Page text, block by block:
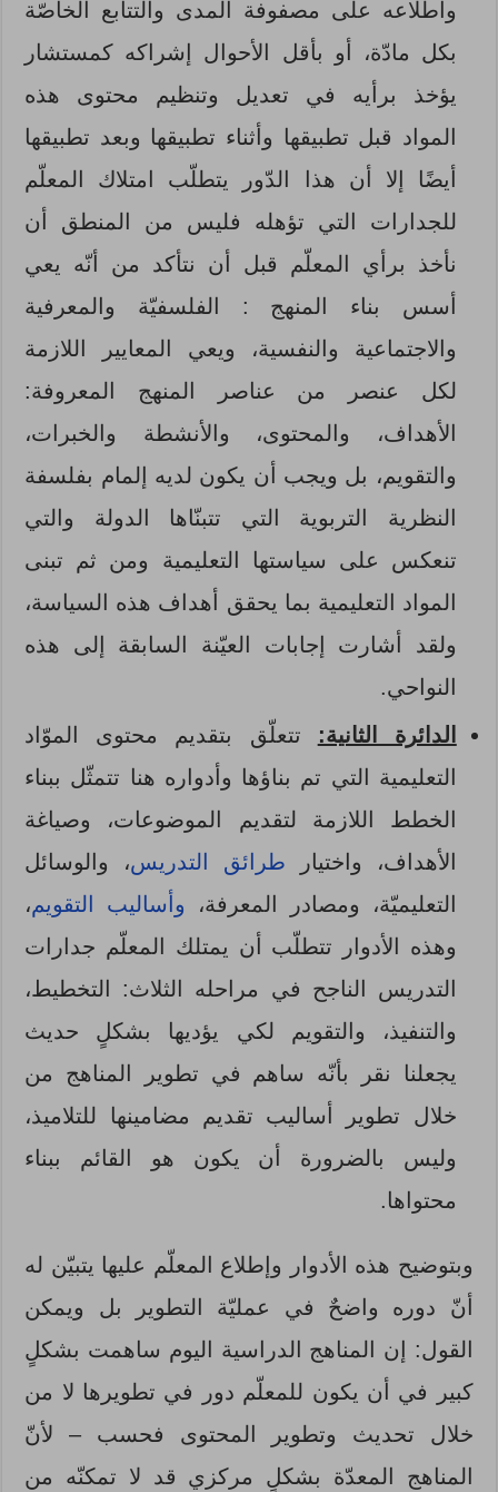
واطلاعه على مصفوفة المدى والتتابع الخاصّة
بكل مادّة، أو بأقل الأحوال إشراكه كمستشار
يؤخذ برأيه في تعديل وتنظيم محتوى هذه
المواد قبل تطبيقها وأثناء تطبيقها وبعد تطبيقها
أيضًا إلا أن هذا الدّور يتطلّب امتلاك المعلّم
للجدارات التي تؤهله فليس من المنطق أن
نأخذ برأي المعلّم قبل أن نتأكد من أنّه يعي
أسس بناء المنهج : الفلسفيّة والمعرفية
والاجتماعية والنفسية، ويعي المعايير اللازمة
لكل عنصر من عناصر المنهج المعروفة:
الأهداف، والمحتوى، والأنشطة والخبرات،
والتقويم، بل ويجب أن يكون لديه إلمام بفلسفة
النظرية التربوية التي تتبنّاها الدولة والتي
تنعكس على سياستها التعليمية ومن ثم تبنى
المواد التعليمية بما يحقق أهداف هذه السياسة،
ولقد أشارت إجابات العيّنة السابقة إلى هذه
النواحي.
الدائرة الثانية:
تتعلّق بتقديم محتوى الموّاد
التعليمية التي تم بناؤها وأدواره هنا تتمثّل ببناء
الخطط اللازمة لتقديم الموضوعات، وصياغة
الأهداف، واختيار طرائق التدريس، والوسائل
التعليميّة، ومصادر المعرفة، وأساليب التقويم،
وهذه الأدوار تتطلّب أن يمتلك المعلّم جدارات
التدريس الناجح في مراحله الثلاث: التخطيط،
والتنفيذ، والتقويم لكي يؤديها بشكلٍ حديث
يجعلنا نقر بأنّه ساهم في تطوير المناهج من
خلال تطوير أساليب تقديم مضامينها للتلاميذ،
وليس بالضرورة أن يكون هو القائم ببناء
محتواها.
وبتوضيح هذه الأدوار وإطلاع المعلّم عليها يتبيّن له
أنّ دوره واضحٌ في عمليّة التطوير بل ويمكن
القول: إن المناهج الدراسية اليوم ساهمت بشكلٍ
كبير في أن يكون للمعلّم دور في تطويرها لا من
خلال تحديث وتطوير المحتوى فحسب – لأنّ
المناهج المعدّة بشكلٍ مركزي قد لا تمكنّه من